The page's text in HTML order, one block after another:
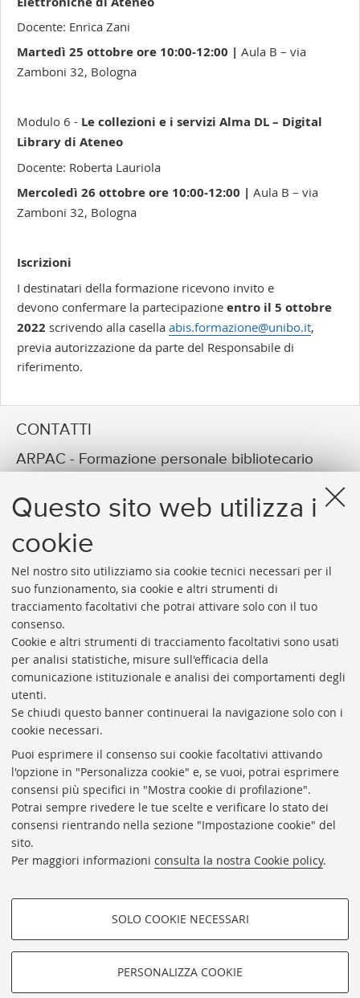
Questo sito web utilizza i
cookie
Nel nostro sito utilizziamo sia cookie tecnici necessari per il
suo funzionamento, sia cookie e altri strumenti di
tracciamento facoltativi che potrai attivare solo con il tuo
consenso.
Cookie e altri strumenti di tracciamento facoltativi sono usati
per analisi statistiche, misure sull'efficacia della
comunicazione istituzionale e analisi dei comportamenti degli
utenti.
Se chiudi questo banner continuerai la navigazione solo con i
cookie necessari.
Puoi esprimere il consenso sui cookie facoltativi attivando
l'opzione in "Personalizza cookie" e, se vuoi, potrai esprimere
consensi più specifici in "Mostra cookie di profilazione".
Potrai sempre rivedere le tue scelte e verificare lo stato dei
consensi rientrando nella sezione "Impostazione cookie" del
sito.
Per maggiori informazioni consulta la nostra Cookie policy.
COOKIE DI PROFILAZIONE -
FACOLTATIVI
SOLO COOKIE NECESSARI
PERSONALIZZA COOKIE
Docente: Enrica Zani
Martedì 25 ottobre ore 10:00-12:00 | Aula B – via
Zamboni 32, Bologna
Modulo 6 - Le collezioni e i servizi Alma DL – Digital
Library di Ateneo
Docente: Roberta Lauriola
Mercoledì 26 ottobre ore 10:00-12:00 | Aula B – via
Zamboni 32, Bologna
Iscrizioni
I destinatari della formazione ricevono invito e
devono confermare la partecipazione entro il 5 ottobre
2022 scrivendo alla casella abis.formazione@unibo.it,
previa autorizzazione da parte del Responsabile di
riferimento.
CONTATTI
ARPAC - Formazione personale bibliotecario
E-MAIL
arpac.formazione@unibo.it
Rubrica di Ateneo
Rss
Statistiche
Biblioteche di Ateneo
Sale studio
Carta dei servizi
Proxy
Help Desk
Informazioni sul sito e accessibilità
Impostazioni Cookie